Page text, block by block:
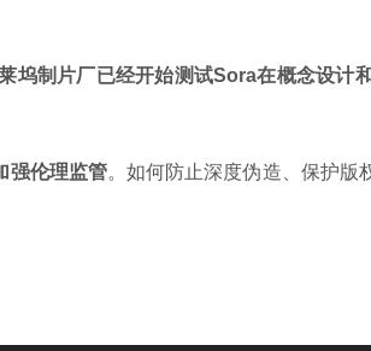
坞制片厂已经开始测试Sora在概念设计
强伦理监管。如何防止深度伪造、保护版